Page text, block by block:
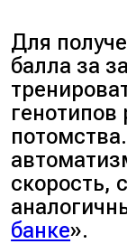
Для
балла за
генотипов
скорость,
банке».